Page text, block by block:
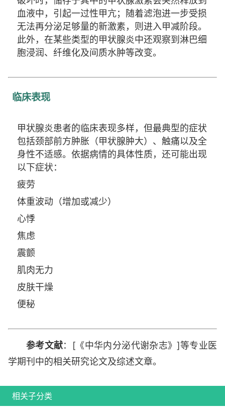
血液中，引起一过性甲亢；随着滤泡进一步受损
无法再分泌足够量的新激素，则进入甲减阶段。
此外，在某些类型的甲状腺炎中还观察到淋巴细
胞浸润、纤维化及间质水肿等改变。
临床表现
甲状腺炎患者的临床表现多样，但最典型的症状
包括颈部前方肿胀（甲状腺肿大）、触痛以及全
身性不适感。依据病情的具体性质，还可能出现
以下症状：
疲劳
体重波动（增加或减少）
心悸
焦虑
震颤
肌肉无力
皮肤干燥
便秘
参考文献：[《中华内分泌代谢杂志》]等专业医
学期刊中的相关研究论文及综述文章。
相关子分类